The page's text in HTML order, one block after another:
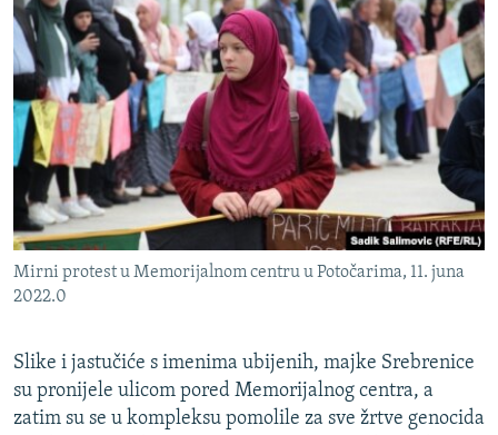
Mirni protest u Memorijalnom centru u Potočarima, 11. juna
2022.0
Slike i jastučiće s imenima ubijenih, majke Srebrenice
su pronijele ulicom pored Memorijalnog centra, a
zatim su se u kompleksu pomolile za sve žrtve genocida